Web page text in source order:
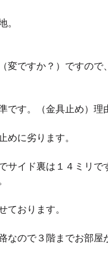
。
変ですか？）ですので、
です。（金具止め）
めに劣ります。
イド裏は１４ミリで
ております。
ので３階までお部屋